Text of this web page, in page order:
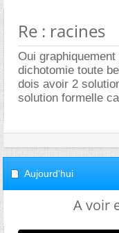
Re : racines
Oui
dichotomie toute
dois avoir 2
solution formelle
Aujourd'hui
A voir